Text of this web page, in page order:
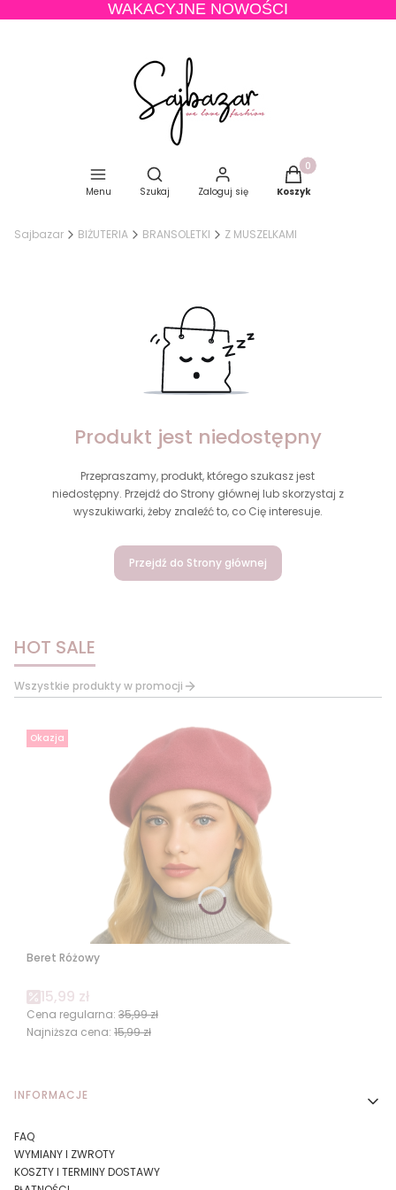
WAKACYJNE NOWOŚCI
Menu
Otwórz wyszukiwarkę
Szukaj Zaloguj się
Produkty w
Koszyk
Sajbazar BIŻUTERIA BRANSOLETKI Z MUSZELKAMI
Produkt jest niedostępny
Przepraszamy, produkt, którego szukasz jest
niedostępny. Przejdź do Strony głównej lub skorzystaj z
wyszukiwarki, żeby znaleźć to, co Cię interesuje.
Przejdź do Strony głównej
HOT SALE
Wszystkie produkty w promocji
Okazja
Beret Różowy
Cena promocyjna
15,99 zł
Cena regularna: 35,99 zł
Najniższa cena: 15,99 zł
Linki w stopce
INFORMACJE
FAQ
WYMIANY I ZWROTY
KOSZTY I TERMINY DOSTAWY